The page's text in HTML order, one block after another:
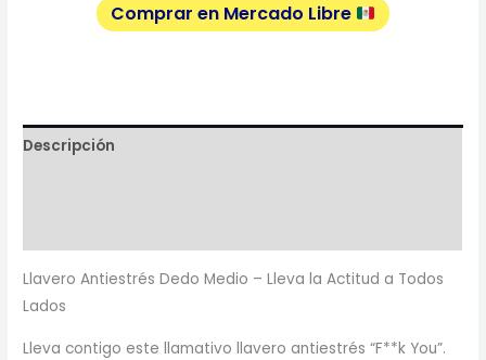
Comprar en Mercado Libre
Descripción
Llavero Antiestrés Dedo Medio – Lleva la Actitud a Todos
Lados
Lleva contigo este llamativo llavero antiestrés “F**k You”.